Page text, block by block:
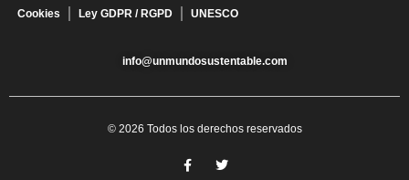
Cookies Ley GDPR / RGPD UNESCO
info@unmundosustentable.com
© 2026 Todos los derechos reservados